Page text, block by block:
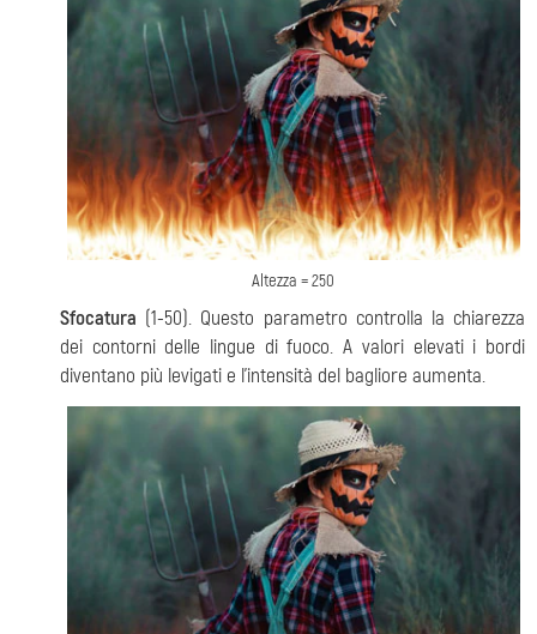
Altezza = 250
Sfocatura (1-50). Questo parametro controlla la chiarezza
dei contorni delle lingue di fuoco. A valori elevati i bordi
diventano più levigati e l'intensità del bagliore aumenta.